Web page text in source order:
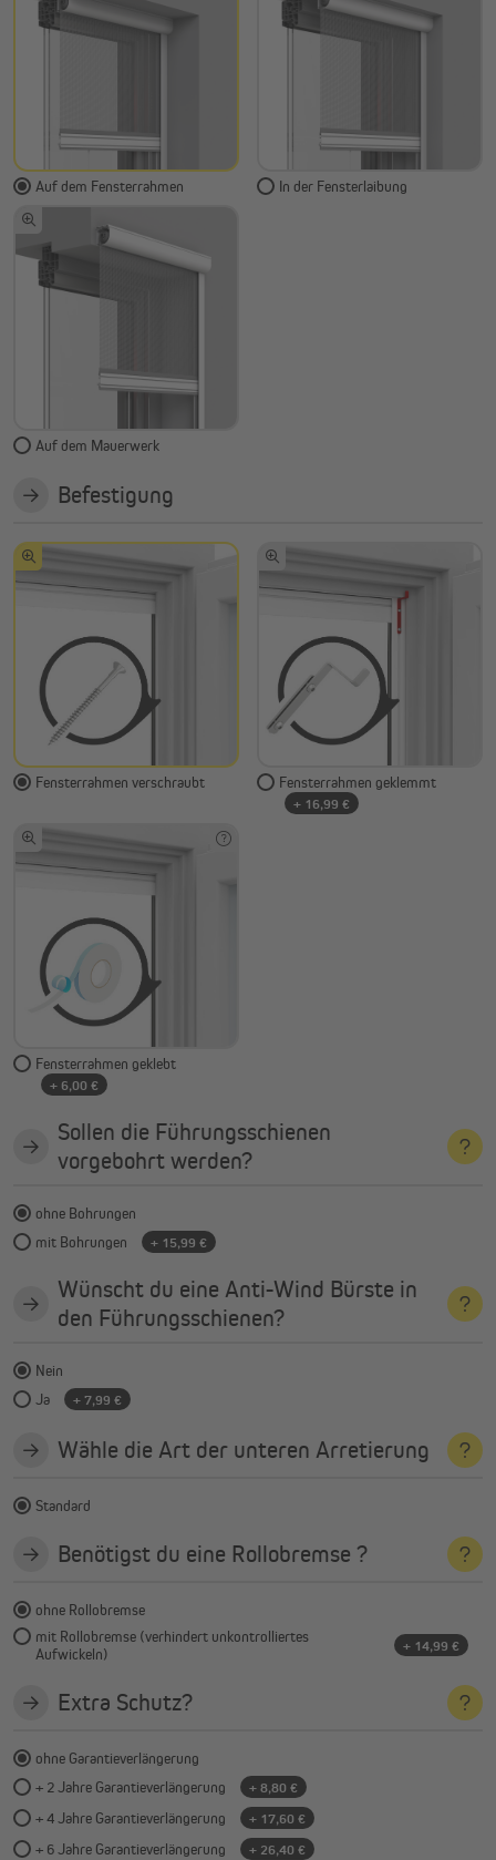
Auf dem Fensterrahmen In der Fensterlaibung
Auf dem Mauerwerk
Befestigung
Fensterrahmen verschraubt Fensterrahmen geklemmt
+ 16,99 €
Fensterrahmen geklebt
+ 6,00 €
Sollen die Führungsschienen
vorgebohrt werden?
ohne Bohrungen
mit Bohrungen
+ 15,99 €
Wünscht du eine Anti-Wind Bürste in
den Führungsschienen?
Nein
Ja
+ 7,99 €
Wähle die Art der unteren Arretierung
Standard
Benötigst du eine Rollobremse ?
ohne Rollobremse
mit Rollobremse (verhindert unkontrolliertes
Aufwickeln)
+ 14,99 €
Extra Schutz?
ohne Garantieverlängerung
+ 2 Jahre Garantieverlängerung
+ 8,80 €
+ 4 Jahre Garantieverlängerung + 17,60 €
+ 6 Jahre Garantieverlängerung + 26,40 €